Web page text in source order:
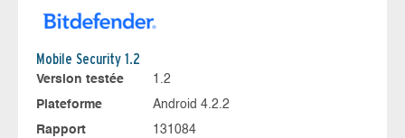
Mobile Security 1.2
Version testée
1.2
Plateforme
Android 4.2.2
Rapport
131084